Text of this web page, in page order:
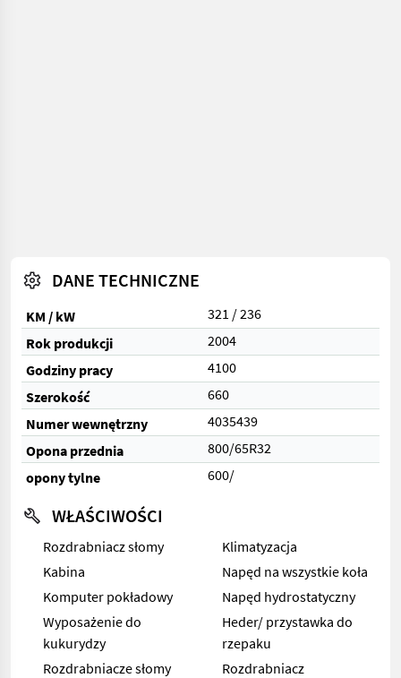
DANE TECHNICZNE
KM / kW
321 / 236
Rok produkcji
2004
Godziny pracy
4100
Szerokość
660
Numer wewnętrzny
4035439
Opona przednia
800/65R32
opony tylne
600/
WŁAŚCIWOŚCI
Rozdrabniacz słomy
Klimatyzacja
Kabina
Napęd na wszystkie koła
Komputer pokładowy
Napęd hydrostatyczny
Wyposażenie do
kukurydzy
Heder/ przystawka do
rzepaku
Rozdrabniacze słomy
Rozdrabniacz